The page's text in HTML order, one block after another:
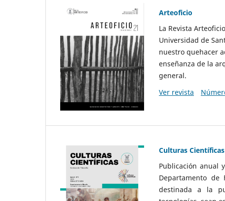
Arteoficio
La Revista
Universidad de
nuestro quehacer
enseñanza de la
general.
Ver revista
Culturas Científicas
Publicación anual
Departamento
destinada a la